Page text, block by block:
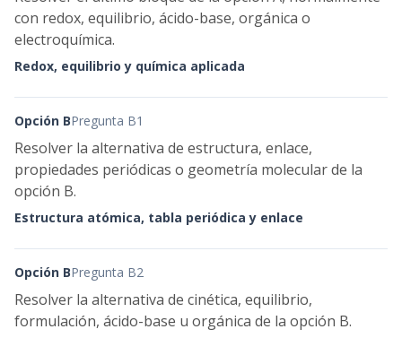
con redox, equilibrio, ácido-base, orgánica o
electroquímica.
Redox, equilibrio y química aplicada
Opción BPregunta B1
Resolver la alternativa de estructura, enlace,
propiedades periódicas o geometría molecular de la
opción B.
Estructura atómica, tabla periódica y enlace
Opción BPregunta B2
Resolver la alternativa de cinética, equilibrio,
formulación, ácido-base u orgánica de la opción B.